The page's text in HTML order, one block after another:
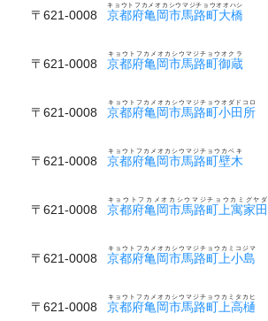
〒621-0008 京都府亀岡市馬路町大橋
キョウトフカメオカシウマジチョウオオハシ
〒621-0008 京都府亀岡市馬路町御蔵
キョウトフカメオカシウマジチョウオクラ
〒621-0008 京都府亀岡市馬路町小田所
キョウトフカメオカシウマジチョウオダドコロ
〒621-0008 京都府亀岡市馬路町壁木
キョウトフカメオカシウマジチョウカベキ
〒621-0008 京都府亀岡市馬路町上寓家田
キョウトフカメオカシウマジチョウカミグヤダ
〒621-0008 京都府亀岡市馬路町上小島
キョウトフカメオカシウマジチョウカミコジマ
〒621-0008 京都府亀岡市馬路町上高樋
キョウトフカメオカシウマジチョウカミタカヒ